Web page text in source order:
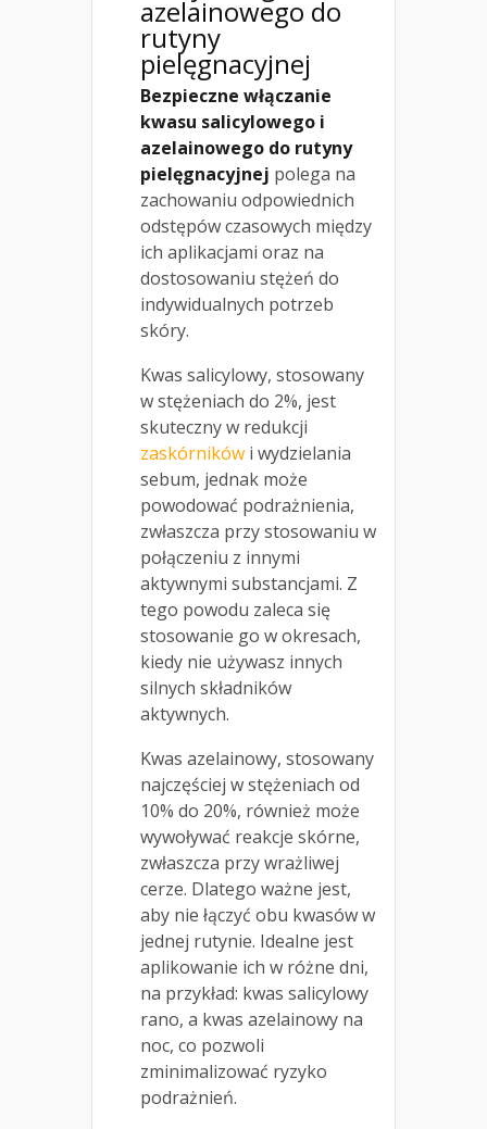
azelainowego do
rutyny
pielęgnacyjnej
Bezpieczne włączanie
kwasu salicylowego i
azelainowego do rutyny
pielęgnacyjnej polega na
zachowaniu odpowiednich
odstępów czasowych między
ich aplikacjami oraz na
dostosowaniu stężeń do
indywidualnych potrzeb
skóry.
Kwas salicylowy, stosowany
w stężeniach do 2%, jest
skuteczny w redukcji
zaskórników i wydzielania
sebum, jednak może
powodować podrażnienia,
zwłaszcza przy stosowaniu w
połączeniu z innymi
aktywnymi substancjami. Z
tego powodu zaleca się
stosowanie go w okresach,
kiedy nie używasz innych
silnych składników
aktywnych.
Kwas azelainowy, stosowany
najczęściej w stężeniach od
10% do 20%, również może
wywoływać reakcje skórne,
zwłaszcza przy wrażliwej
cerze. Dlatego ważne jest,
aby nie łączyć obu kwasów w
jednej rutynie. Idealne jest
aplikowanie ich w różne dni,
na przykład: kwas salicylowy
rano, a kwas azelainowy na
noc, co pozwoli
zminimalizować ryzyko
podrażnień.